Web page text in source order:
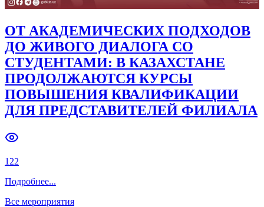
ОТ АКАДЕМИЧЕСКИХ ПОДХОДОВ
ДО ЖИВОГО ДИАЛОГА СО
СТУДЕНТАМИ: В КАЗАХСТАНЕ
ПРОДОЛЖАЮТСЯ КУРСЫ
ПОВЫШЕНИЯ КВАЛИФИКАЦИИ
ДЛЯ ПРЕДСТАВИТЕЛЕЙ ФИЛИАЛА
122
Подробнее...
Все мероприятия